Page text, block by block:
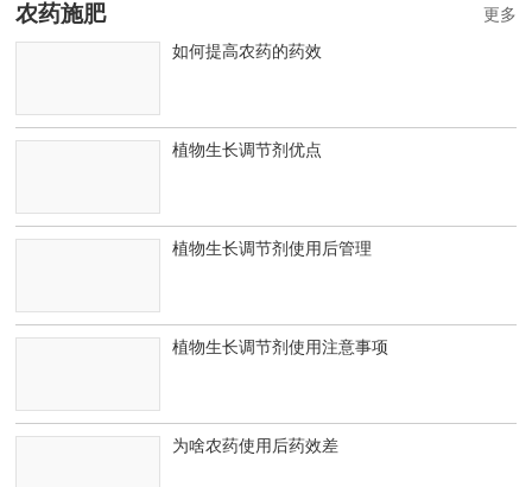
农药施肥
如何提高农药的药效
植物生长调节剂优点
植物生长调节剂使用后管理
植物生长调节剂使用注意事项
为啥农药使用后药效差
更多